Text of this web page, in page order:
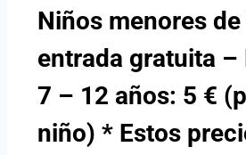
Niños menores
entrada gratuita –
7 – 12 años: 5 €
niño) * Estos